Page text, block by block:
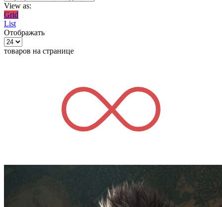
View as:
Grid
List
Отображать
товаров на странице